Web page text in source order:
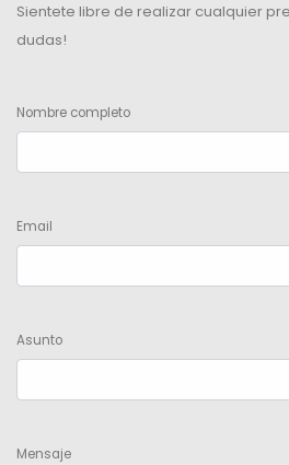
Sientete libre de realizar cualquier
dudas!
Nombre completo
Email
Asunto
Mensaje